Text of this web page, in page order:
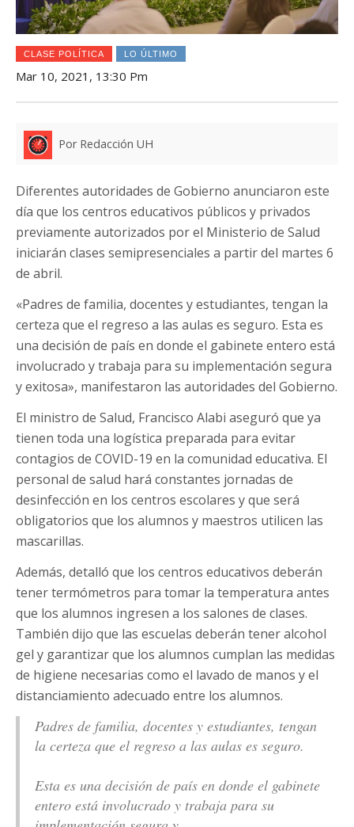
CLASE POLÍTICA LO ÚLTIMO
Mar 10, 2021, 13:30 Pm
Por Redacción UH
Diferentes autoridades de Gobierno anunciaron este
día que los centros educativos públicos y privados
previamente autorizados por el Ministerio de Salud
iniciarán clases semipresenciales a partir del martes 6
de abril.
«Padres de familia, docentes y estudiantes, tengan la
certeza que el regreso a las aulas es seguro. Esta es
una decisión de país en donde el gabinete entero está
involucrado y trabaja para su implementación segura
y exitosa», manifestaron las autoridades del Gobierno.
El ministro de Salud, Francisco Alabi aseguró que ya
tienen toda una logística preparada para evitar
contagios de COVID-19 en la comunidad educativa. El
personal de salud hará constantes jornadas de
desinfección en los centros escolares y que será
obligatorios que los alumnos y maestros utilicen las
mascarillas.
Además, detalló que los centros educativos deberán
tener termómetros para tomar la temperatura antes
que los alumnos ingresen a los salones de clases.
También dijo que las escuelas deberán tener alcohol
gel y garantizar que los alumnos cumplan las medidas
de higiene necesarias como el lavado de manos y el
distanciamiento adecuado entre los alumnos.
Padres de familia, docentes y estudiantes, tengan
la certeza que el regreso a las aulas es seguro.
Esta es una decisión de país en donde el gabinete
entero está involucrado y trabaja para su